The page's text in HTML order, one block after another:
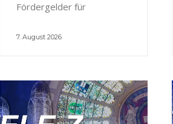
Fördergelder für
7. August 2026